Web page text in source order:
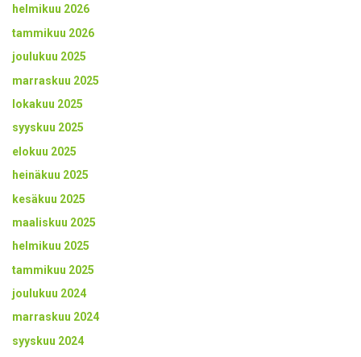
helmikuu 2026
tammikuu 2026
joulukuu 2025
marraskuu 2025
lokakuu 2025
syyskuu 2025
elokuu 2025
heinäkuu 2025
kesäkuu 2025
maaliskuu 2025
helmikuu 2025
tammikuu 2025
joulukuu 2024
marraskuu 2024
syyskuu 2024